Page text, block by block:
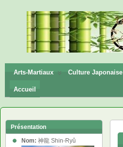
神龍
Shin-
Ryū
Arts-Martiaux Culture Japonaise
Accueil
Présentation
Nom: 神龍 Shin-Ryû